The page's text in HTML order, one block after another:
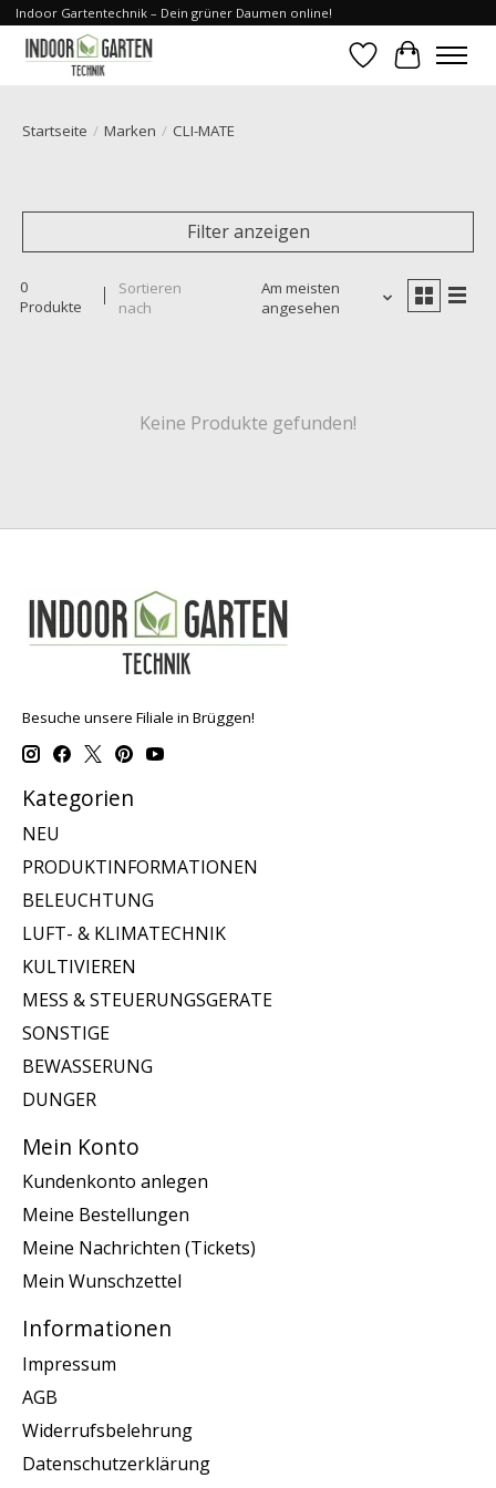
Indoor Gartentechnik – Dein grüner Daumen online!
Wunschzettel
Ihr
Startseite / Marken / CLI-MATE
Filter anzeigen
0
Produkte
Sortieren
nach
Am meisten
angesehen
Keine Produkte gefunden!
Besuche unsere Filiale in Brüggen!
Kategorien
NEU
PRODUKTINFORMATIONEN
BELEUCHTUNG
LUFT- & KLIMATECHNIK
KULTIVIEREN
MESS & STEUERUNGSGERATE
SONSTIGE
BEWASSERUNG
DUNGER
Mein Konto
Kundenkonto anlegen
Meine Bestellungen
Meine Nachrichten (Tickets)
Mein Wunschzettel
Informationen
Impressum
AGB
Widerrufsbelehrung
Datenschutzerklärung